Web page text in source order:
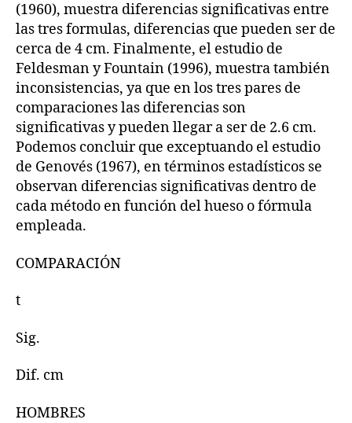
(1960), muestra diferencias significativas entre
las tres formulas, diferencias que pueden ser de
cerca de 4 cm. Finalmente, el estudio de
Feldesman y Fountain (1996), muestra también
inconsistencias, ya que en los tres pares de
comparaciones las diferencias son
significativas y pueden llegar a ser de 2.6 cm.
Podemos concluir que exceptuando el estudio
de Genovés (1967), en términos estadísticos se
observan diferencias significativas dentro de
cada método en función del hueso o fórmula
empleada.
COMPARACIÓN
t
Sig.
Dif. cm
HOMBRES